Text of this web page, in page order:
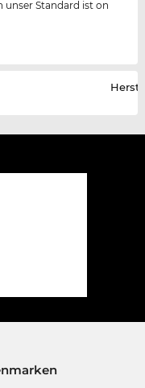
unser Standard ist on